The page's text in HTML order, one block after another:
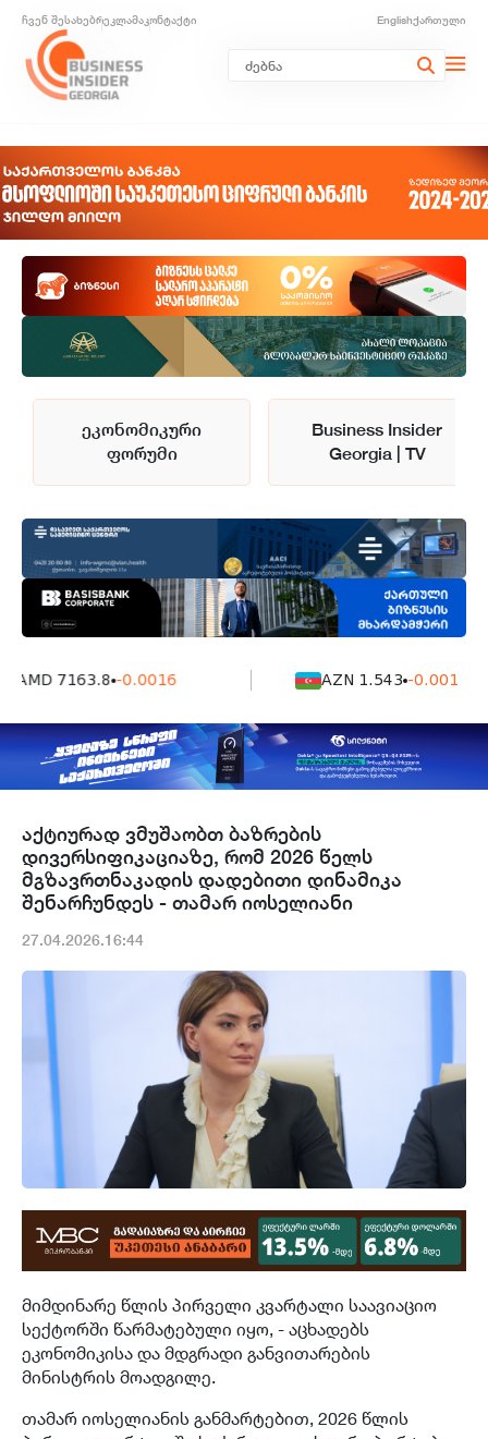
ჩვენ შესახებრეკლამაკონტაქტი Englishქართული
ეკონომიკური
ფორუმი
Business Insider
Georgia | TV
AMD 7163.8 -0.0016 AZN 1.543 -0.001
აქტიურად ვმუშაობთ ბაზრების
დივერსიფიკაციაზე, რომ 2026 წელს
მგზავრთნაკადის დადებითი დინამიკა
შენარჩუნდეს - თამარ იოსელიანი
27.04.2026.16:44
მიმდინარე წლის პირველი კვარტალი საავიაციო
სექტორში წარმატებული იყო, - აცხადებს
ეკონომიკისა და მდგრადი განვითარების
მინისტრის მოადგილე.
თამარ იოსელიანის განმარტებით, 2026 წლის